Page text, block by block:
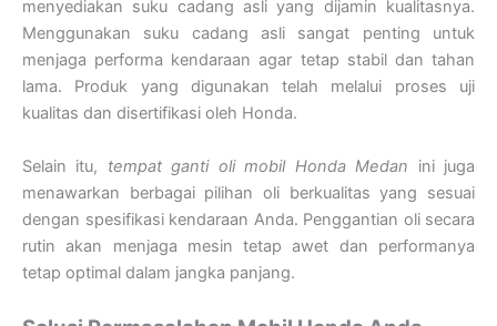
menyediakan suku cadang asli yang dijamin kualitasnya.
Menggunakan suku cadang asli sangat penting untuk
menjaga performa kendaraan agar tetap stabil dan tahan
lama. Produk yang digunakan telah melalui proses uji
kualitas dan disertifikasi oleh Honda.
Selain itu, tempat ganti oli mobil Honda Medan ini juga
menawarkan berbagai pilihan oli berkualitas yang sesuai
dengan spesifikasi kendaraan Anda. Penggantian oli secara
rutin akan menjaga mesin tetap awet dan performanya
tetap optimal dalam jangka panjang.